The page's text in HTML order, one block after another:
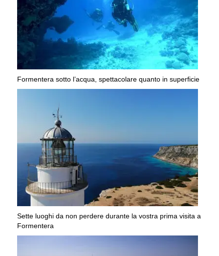
Formentera sotto l’acqua, spettacolare quanto in superficie
Sette luoghi da non perdere durante la vostra prima visita a
Formentera